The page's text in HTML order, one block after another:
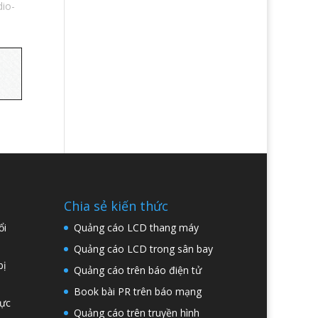
Chia sẻ kiến thức
Quảng cáo LCD thang máy
Quảng cáo LCD trong sân bay
Quảng cáo trên báo điện tử
Book bài PR trên báo mạng
Quảng cáo trên truyền hình